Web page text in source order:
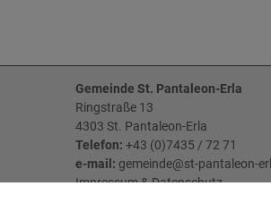
Gemeinde St. Pantaleon-Erla
Ringstraße 13
4303 St. Pantaleon-Erla
Telefon: +43 (0)7435 / 72 71
e-mail: gemeinde@st-pantaleon-
Impressum&Datenschutz